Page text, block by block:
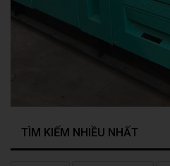
TÌM KIẾM NHIỀU NHẤT